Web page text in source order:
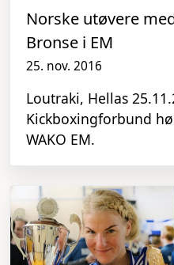
Norske utøvere
Bronse i EM
25. nov. 2016
Loutraki, Hellas
Kickboxingforbund
WAKO EM.